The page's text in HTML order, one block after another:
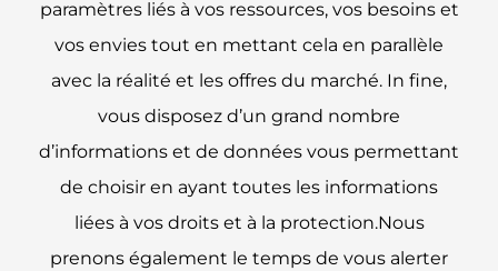
paramètres liés à vos ressources, vos besoins et
vos envies tout en mettant cela en parallèle
avec la réalité et les offres du marché. In fine,
vous disposez d’un grand nombre
d’informations et de données vous permettant
de choisir en ayant toutes les informations
liées à vos droits et à la protection.Nous
prenons également le temps de vous alerter